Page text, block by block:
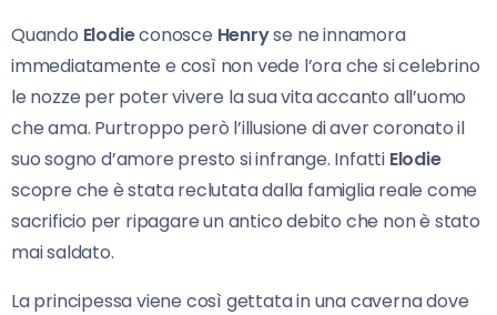
Quando Elodieconosce Henryse ne innamora
immediatamente e così non vede l’ora che si celebrino
le nozze per poter vivere la sua vita accanto all’uomo
che ama. Purtroppo però l’illusione di aver coronato il
suo sogno d’amore presto si infrange. Infatti Elodie
scopre che è stata reclutata dalla famiglia reale come
sacrificio per ripagare un antico debito che non è stato
mai saldato.
La principessa viene così gettata in una caverna dove